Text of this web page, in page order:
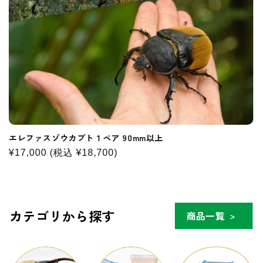
エレファスゾウカブト１ペア 90mm以上
通
¥17,000 (税込 通
¥18,700)
カテゴリから探す 商品一覧 >